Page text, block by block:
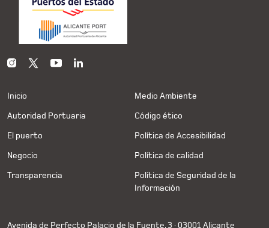
Inicio
Autoridad Portuaria
El puerto
Negocio
Transparencia
Medio Ambiente
Código ético
Política de Accesibilidad
Política de calidad
Política de Seguridad de la
Información
Avenida de Perfecto Palacio de la Fuente, 3 · 03001 Alicante